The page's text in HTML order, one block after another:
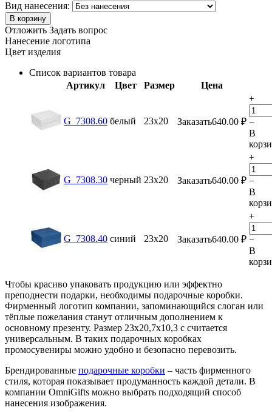
Вид нанесения:
В корзину
Отложить Задать вопрос
Нанесение логотипа
Цвет изделия
Список вариантов товара
Артикул
Цвет Размер Цена
G_7308.60 белый 23х20 Заказать640.00 ₽
+
−
В
G_7308.30 черный 23х20 Заказать640.00 ₽
+
−
В
G_7308.40 синий 23х20 Заказать640.00 ₽
+
−
В
Чтобы красиво упаковать продукцию или эффектно
преподнести подарки, необходимы подарочные коробки.
Фирменный логотип компании, запоминающийся слоган или
тёплые пожелания станут отличным дополнением к
основному презенту. Размер 23х20,7х10,3 с считается
универсальным. В таких подарочных коробках
промосувениры можно удобно и безопасно перевозить.
Брендированные подарочные коробки – часть фирменного
стиля, которая показывает продуманность каждой детали. В
компании OmniGifts можно выбрать подходящий способ
нанесения изображения.